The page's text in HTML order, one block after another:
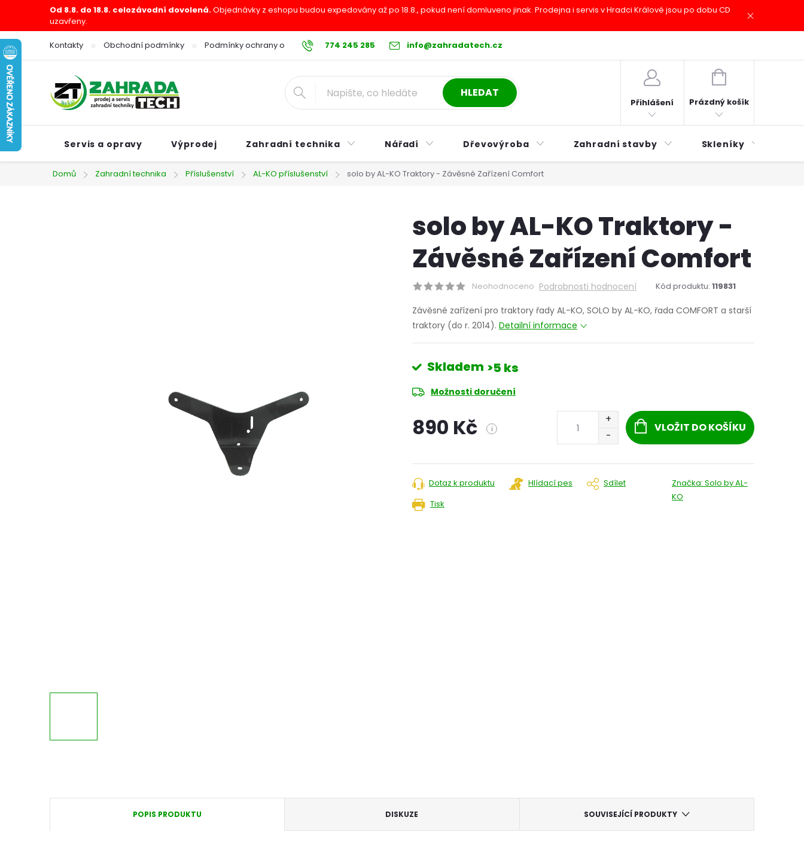
obsah
Od 8.8. do 18.8. celozávodní dovolená.Objednávky z eshopu budou expedovány až po 18.8., pokud není domluveno jinak. Prodejna i servis v Hradci Králové jsou po dobu CD
uzavřeny.
774 245 285 info@zahradatech.cz
Kontakty Obchodní podmínky Podmínky ochrany osobních údajů Reklamační řád Postup při nákupu na splátky ESSOX
HLEDAT
Přihlášení
NÁKUPNÍ
Prázdný košík
Servis a opravy Výprodej Zahradní technika Nářadí Dřevovýroba Zahradní stavby Skleníky
Domů Zahradní technika Příslušenství AL-KO příslušenství solo by AL-KO Traktory - Závěsné Zařízení Comfort
solo by AL-KO Traktory -
Závěsné Zařízení Comfort
Neohodnoceno Podrobnosti hodnocení Kód produktu: 119831
Závěsné zařízení pro traktory řady AL-KO, SOLO by AL-KO, řada COMFORT a starší
traktory (do r. 2014). Detailní informace
Skladem >5 ks
Možnosti doručení
890 Kč i VLOŽIT DO KOŠÍKU
Tisk
Dotaz k produktu Hlídací pes Sdílet Značka: Solo by AL-
KO
POPIS PRODUKTU DISKUZE SOUVISEJÍCÍ PRODUKTY